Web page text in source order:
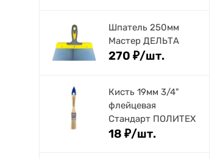
Шпатель 250мм
Мастер ДЕЛЬТА
270 ₽/шт.
Кисть 19мм 3/4"
флейцевая
Стандарт ПОЛИТЕХ
18 ₽/шт.